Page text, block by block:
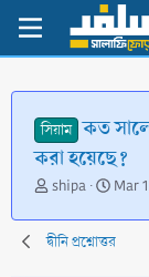
সিয়াম কত
করা হয়েছে?
T
r
e
shipa
S
a
r
Mar
দ্বীনি প্রশ্নোত্তর